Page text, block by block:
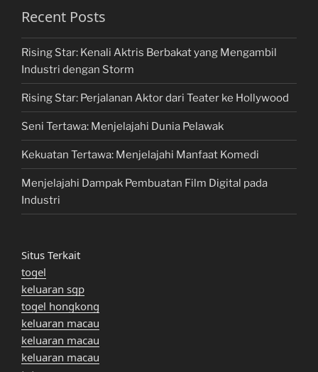
Recent Posts
Rising Star: Kenali Aktris Berbakat yang Mengambil
Industri dengan Storm
Rising Star: Perjalanan Aktor dari Teater ke Hollywood
Seni Tertawa: Menjelajahi Dunia Pelawak
Kekuatan Tertawa: Menjelajahi Manfaat Komedi
Menjelajahi Dampak Pembuatan Film Digital pada
Industri
Situs Terkait
togel
keluaran sgp
togel hongkong
keluaran macau
keluaran macau
keluaran macau